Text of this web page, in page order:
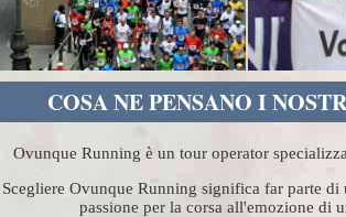
COSA NE PENSANO I
Ovunque Running è un tour operator
Scegliere Ovunque Running significa far parte di
passione per la corsa all'emozione di